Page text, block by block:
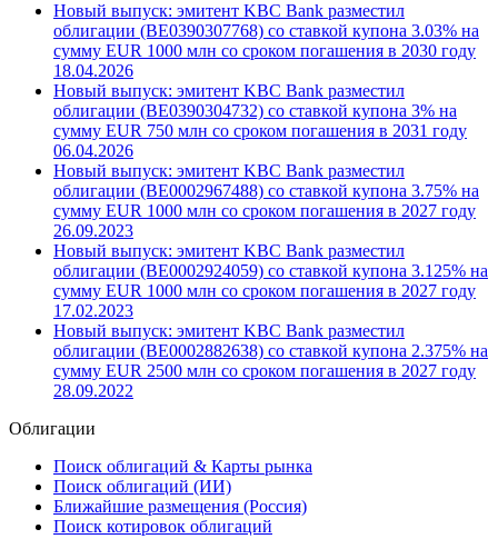
Новый выпуск: эмитент KBC Bank разместил
облигации (BE0390307768) со ставкой купона 3.03% на
сумму EUR 1000 млн со сроком погашения в 2030 году
18.04.2026
Новый выпуск: эмитент KBC Bank разместил
облигации (BE0390304732) со ставкой купона 3% на
сумму EUR 750 млн со сроком погашения в 2031 году
06.04.2026
Новый выпуск: эмитент KBC Bank разместил
облигации (BE0002967488) со ставкой купона 3.75% на
сумму EUR 1000 млн со сроком погашения в 2027 году
26.09.2023
Новый выпуск: эмитент KBC Bank разместил
облигации (BE0002924059) со ставкой купона 3.125% на
сумму EUR 1000 млн со сроком погашения в 2027 году
17.02.2023
Новый выпуск: эмитент KBC Bank разместил
облигации (BE0002882638) со ставкой купона 2.375% на
сумму EUR 2500 млн со сроком погашения в 2027 году
28.09.2022
Облигации
Поиск облигаций & Карты рынка
Поиск облигаций (ИИ)
Ближайшие размещения (Россия)
Поиск котировок облигаций